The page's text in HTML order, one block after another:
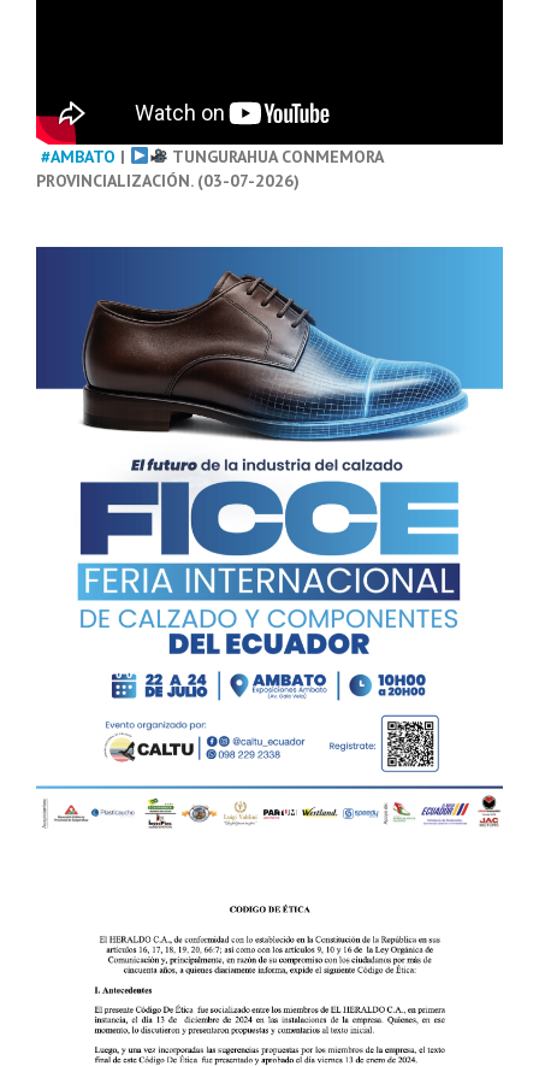
#AMBATO |
TUNGURAHUA CONMEMORA
PROVINCIALIZACIÓN. (03-07-2026)